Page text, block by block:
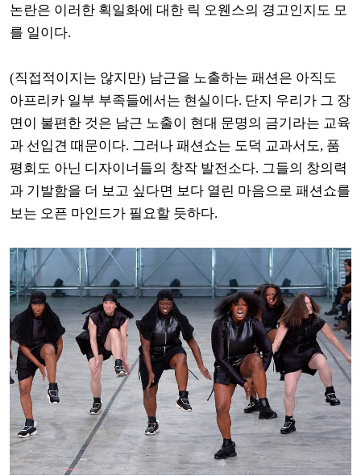
논란은 이러한 획일화에 대한 릭 오웬스의 경고인지도 모
를 일이다.
(직접적이지는 않지만) 남근을 노출하는 패션은 아직도
아프리카 일부 부족들에서는 현실이다. 단지 우리가 그 장
면이 불편한 것은 남근 노출이 현대 문명의 금기라는 교육
과 선입견 때문이다. 그러나 패션쇼는 도덕 교과서도, 품
평회도 아닌 디자이너들의 창작 발전소다. 그들의 창의력
과 기발함을 더 보고 싶다면 보다 열린 마음으로 패션쇼를
보는 오픈 마인드가 필요할 듯하다.